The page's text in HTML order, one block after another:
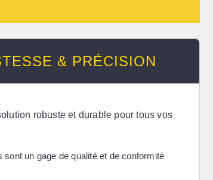
& PRÉCISION
robuste et durable pour tous vos
sont un gage de qualité et de conformité